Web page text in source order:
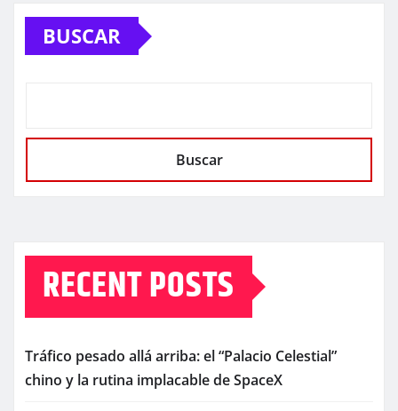
BUSCAR
Buscar
RECENT POSTS
Tráfico pesado allá arriba: el “Palacio Celestial”
chino y la rutina implacable de SpaceX